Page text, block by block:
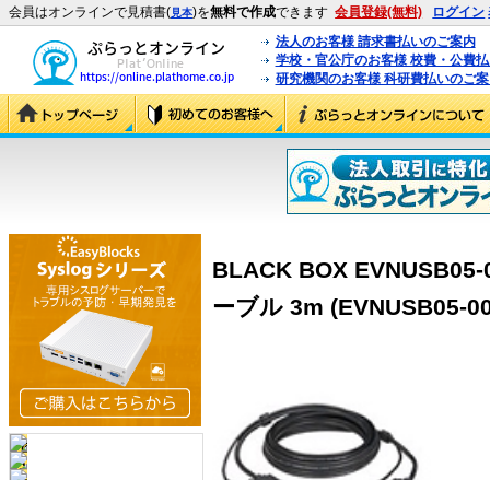
会員はオンラインで見積書(見本)を無料で作成できます 会員登録(無料) ログイン
法人のお客様 請求書払いのご案内
学校・官公庁のお客様 校費・公費
研究機関のお客様 科研費払いのご
BLACK BOX
ーブル 3m (EVNUSB05-